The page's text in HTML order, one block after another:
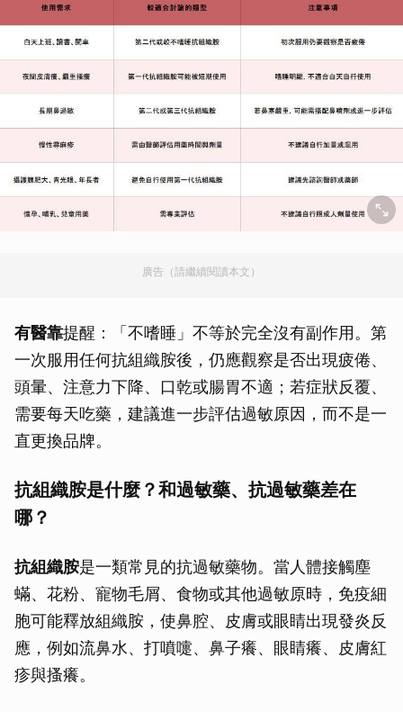
廣告（請繼續閱讀本文）
有醫靠提醒：「不嗜睡」不等於完全沒有副作用。第
一次服用任何抗組織胺後，仍應觀察是否出現疲倦、
頭暈、注意力下降、口乾或腸胃不適；若症狀反覆、
需要每天吃藥，建議進一步評估過敏原因，而不是一
直更換品牌。
抗組織胺是什麼？和過敏藥、抗過敏藥差在
哪？
抗組織胺是一類常見的抗過敏藥物。當人體接觸塵
蟎、花粉、寵物毛屑、食物或其他過敏原時，免疫細
胞可能釋放組織胺，使鼻腔、皮膚或眼睛出現發炎反
應，例如流鼻水、打噴嚏、鼻子癢、眼睛癢、皮膚紅
疹與搔癢。